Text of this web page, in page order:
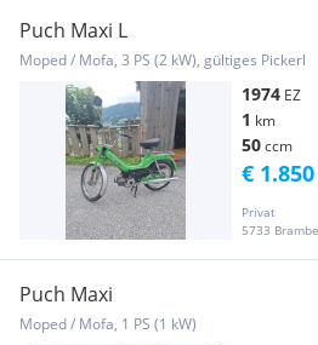
Puch Maxi L
Moped / Mofa, 3 PS (2 kW), gültiges Pickerl
1974 EZ
1 km
50ccm
Privat
5733
€ 1.850
Puch Maxi
Moped / Mofa, 1 PS (1 kW)